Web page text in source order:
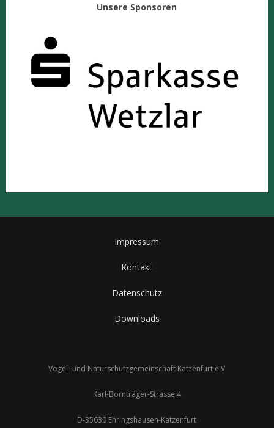
Unsere Sponsoren
Impressum
Kontakt
Datenschutz
Downloads
Vogel- und Naturschutzgemeinschaft Katzenfurt e.V
Karl-Bornträger-Strasse 4
D-35630 Ehringshausen-Katzenfurt